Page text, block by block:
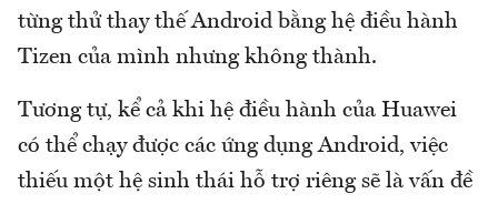
từng thử thay thế Android bằng hệ điều hành
Tizen của mình nhưng không thành.
Tương tự, kể cả khi hệ điều hành của Huawei
có thể chạy được các ứng dụng Android, việc
thiếu một hệ sinh thái hỗ trợ riêng sẽ là vấn đề